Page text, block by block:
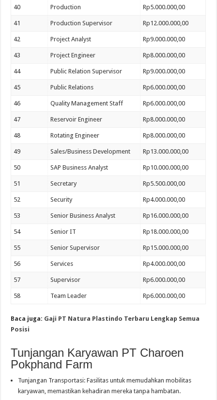
40 Production Rp5.000.000,00
41 Production Supervisor Rp12.000.000,00
42 Project Analyst Rp9.000.000,00
43 Project Engineer Rp8.000.000,00
44 Public Relation Supervisor Rp9.000.000,00
45 Public Relations Rp6.000.000,00
46 Quality Management Staff Rp6.000.000,00
47 Reservoir Engineer Rp8.000.000,00
48 Rotating Engineer Rp8.000.000,00
49 Sales/Business Development Rp13.000.000,00
50 SAP Business Analyst Rp10.000.000,00
51 Secretary Rp5.500.000,00
52 Security Rp4.000.000,00
53 Senior Business Analyst Rp16.000.000,00
54 Senior IT Rp18.000.000,00
55 Senior Supervisor Rp15.000.000,00
56 Services Rp4.000.000,00
57 Supervisor Rp6.000.000,00
58 Team Leader Rp6.000.000,00
Baca juga: Gaji PT Natura Plastindo Terbaru Lengkap Semua
Posisi
Tunjangan Karyawan PT Charoen
Pokphand Farm
Tunjangan Transportasi: Fasilitas untuk memudahkan mobilitas
karyawan, memastikan kehadiran mereka tanpa hambatan.